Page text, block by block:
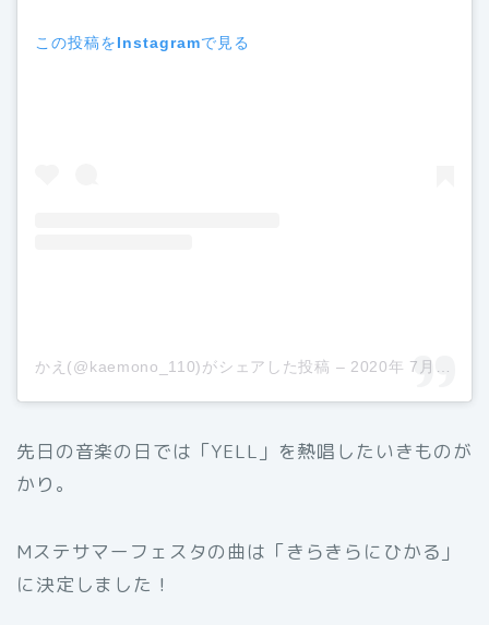
この投稿をInstagramで見る
かえ(@kaemono_110)がシェアした投稿 – 2020年 7月月18日午後6時18分PDT
先日の音楽の日では「YELL」を熱唱したいきものが
かり。
Mステサマーフェスタの曲は「きらきらにひかる」
に決定しました！